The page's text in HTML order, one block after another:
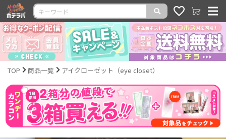
TOP 商品一覧 アイクローゼット（eye closet）